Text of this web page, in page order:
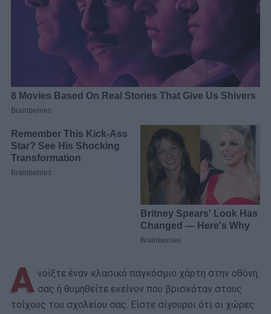
Α νοίξτε έναν κλασικό παγκόσμιο χάρτη στην οθόνη
σας ή θυμηθείτε εκείνον που βρισκόταν στους
τοίχους του σχολείου σας. Είστε σίγουροι ότι οι χώρες